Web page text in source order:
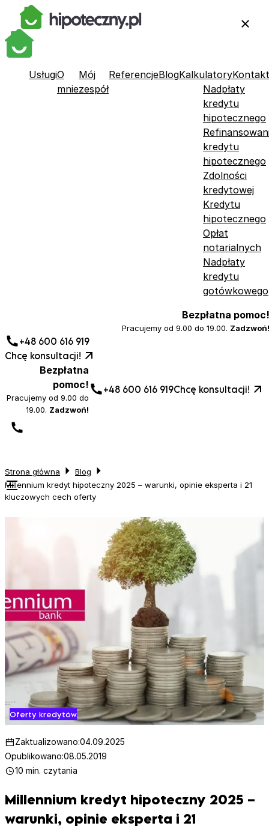
UsługiO
mnie
Mój
zespół
ReferencjeBlogKalkulatory
Nadpłaty
kredytu
hipotecznego
kredytu
hipotecznego
Zdolności
kredytowej
Kredytu
hipotecznego
Opłat
notarialnych
Nadpłaty
kredytu
gotówkowego
Kontakt
Bezpłatna pomoc!
Pracujemy od 9.00 do 19.00. Zadzwoń!
+48 600 616 919
Chcę konsultacji!
Bezpłatna
pomoc!
Pracujemy od 9.00 do
19.00. Zadzwoń!
+48 600 616 919Chcę konsultacji!
Strona główna
Blog
Millennium kredyt hipoteczny 2025 – warunki, opinie eksperta i 21
kluczowych cech oferty
Oferty kredytów
Zaktualizowano:04.09.2025
Opublikowano:08.05.2019
10 min. czytania
Millennium kredyt hipoteczny 2025 –
warunki, opinie eksperta i 21